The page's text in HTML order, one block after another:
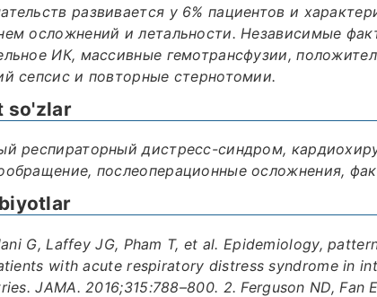
развивается у 6% пациентов и
осложнений и летальности. Независимые
ИК, массивные гемотрансфузии,
сепсис и повторные стернотомии.
so'zlar
респираторный дистресс-синдром,
послеоперационные осложнения,
G, Laffey JG, Pham T, et al. Epidemiology,
with acute respiratory distress syndrome in
JAMA. 2016;315:788–800. 2. Ferguson ND, Fan